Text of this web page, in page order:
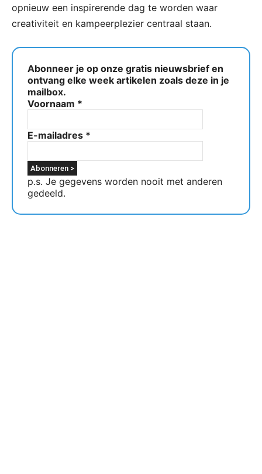
opnieuw een inspirerende dag te worden waar
creativiteit en kampeerplezier centraal staan.
Abonneer je op onze gratis nieuwsbrief en
ontvang elke week artikelen zoals deze in je
mailbox.
Voornaam *
E-mailadres *
p.s. Je gegevens worden nooit met anderen
gedeeld.